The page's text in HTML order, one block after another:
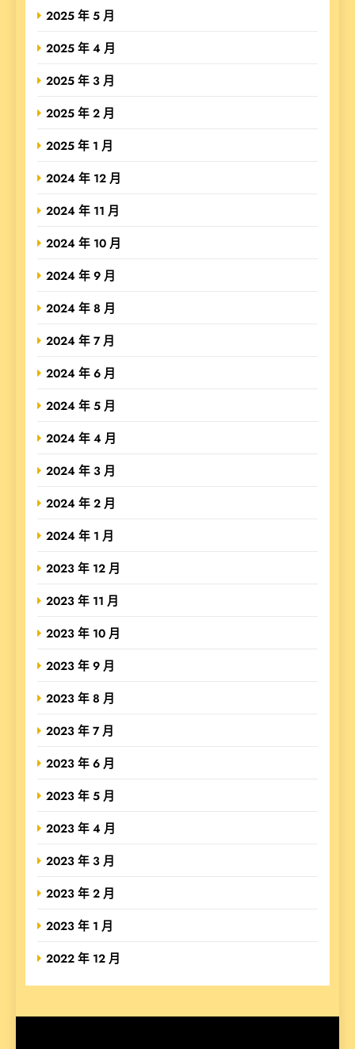
2025 年 5 月
2025 年 4 月
2025 年 3 月
2025 年 2 月
2025 年 1 月
2024 年 12 月
2024 年 11 月
2024 年 10 月
2024 年 9 月
2024 年 8 月
2024 年 7 月
2024 年 6 月
2024 年 5 月
2024 年 4 月
2024 年 3 月
2024 年 2 月
2024 年 1 月
2023 年 12 月
2023 年 11 月
2023 年 10 月
2023 年 9 月
2023 年 8 月
2023 年 7 月
2023 年 6 月
2023 年 5 月
2023 年 4 月
2023 年 3 月
2023 年 2 月
2023 年 1 月
2022 年 12 月